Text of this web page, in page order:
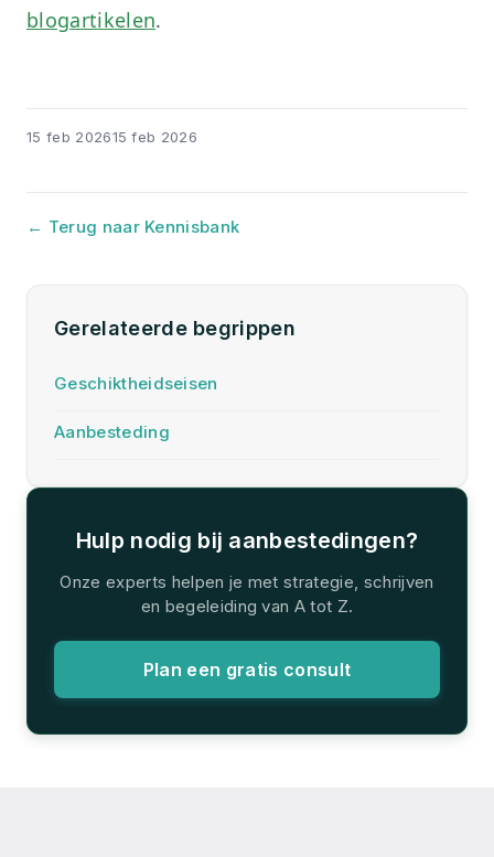
blogartikelen.
← Terug naar Kennisbank
15 feb 202615 feb 2026
Gerelateerde begrippen
Geschiktheidseisen
Aanbesteding
Hulp nodig bij aanbestedingen?
Onze experts helpen je met strategie, schrijven
en begeleiding van A tot Z.
Plan een gratis consult